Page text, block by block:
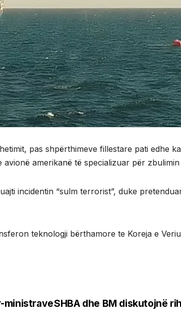
pas shpërthimeve fillestare pati edhe
amerikanë të specializuar për
incidentin “sulm terrorist”, duke
teknologji bërthamore te Koreja e
SHBA dhe BM diskutojnë
ministrave